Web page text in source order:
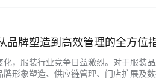
品牌塑造到高效管理的全方位
，服装行业竞争日益激烈。对于服装
形象塑造、供应链管理、门店扩展及